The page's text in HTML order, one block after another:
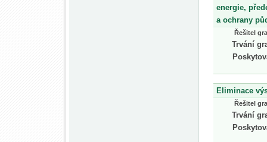
energie,
a ochrany
Řešitel
Trvání
Eliminace
Řešitel
Trvání